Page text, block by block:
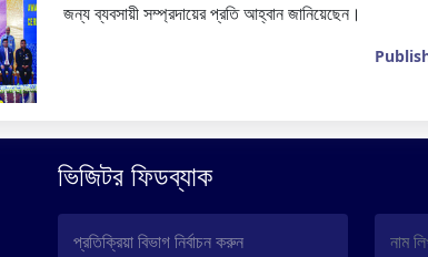
জন্য ব্যবসায়ী সম্প্রদায়ের প্রতি আহ্বান জানিয়েছেন।
ভিজিটর ফিডব্যাক